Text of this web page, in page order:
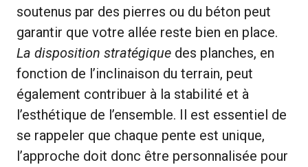
soutenus par des pierres ou du béton peut
garantir que votre allée reste bien en place.
La disposition stratégique des planches, en
fonction de l’inclinaison du terrain, peut
également contribuer à la stabilité et à
l’esthétique de l’ensemble. Il est essentiel de
se rappeler que chaque pente est unique,
l’approche doit donc être personnalisée pour